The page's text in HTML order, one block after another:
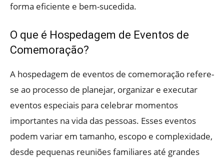
forma eficiente e bem-sucedida.
O que é Hospedagem de Eventos de
Comemoração?
A hospedagem de eventos de comemoração refere-
se ao processo de planejar, organizar e executar
eventos especiais para celebrar momentos
importantes na vida das pessoas. Esses eventos
podem variar em tamanho, escopo e complexidade,
desde pequenas reuniões familiares até grandes